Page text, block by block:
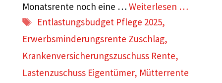
Monatsrente noch eine … Weiterlesen …
Schlagwörter
Entlastungsbudget Pflege 2025,
Erwerbsminderungsrente Zuschlag,
Krankenversicherungszuschuss Rente,
Lastenzuschuss Eigentümer, Mütterrente